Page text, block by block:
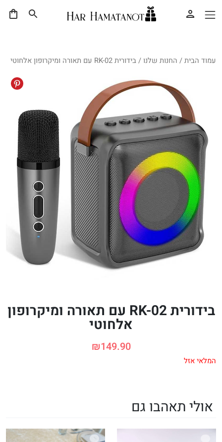
עמוד הבית/ החנות שלנו / בידורית RK-02 עם תאורה ומיקרופון אלחוטי
בידורית RK-02 עם תאורה ומיקרופון
אלחוטי
₪149.90
המלאי אזל
אולי תאהבו גם